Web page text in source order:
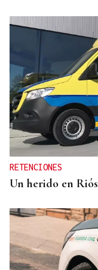
RETENCIONES
Un herido en